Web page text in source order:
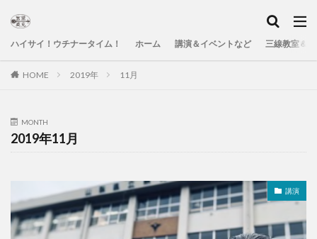
ハイサイ！ウチナータイム！ ホーム 講演＆イベントなど 三線教室＆
HOME 2019年 11月
MONTH
2019年11月
講演